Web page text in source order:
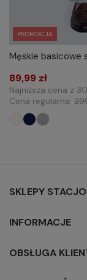
PROMOCJA
Męskie basicowe
89,99 zł
Najniższa cena z
Cena regularna:
SKLEPY
INFORMACJE
OBSŁUGA